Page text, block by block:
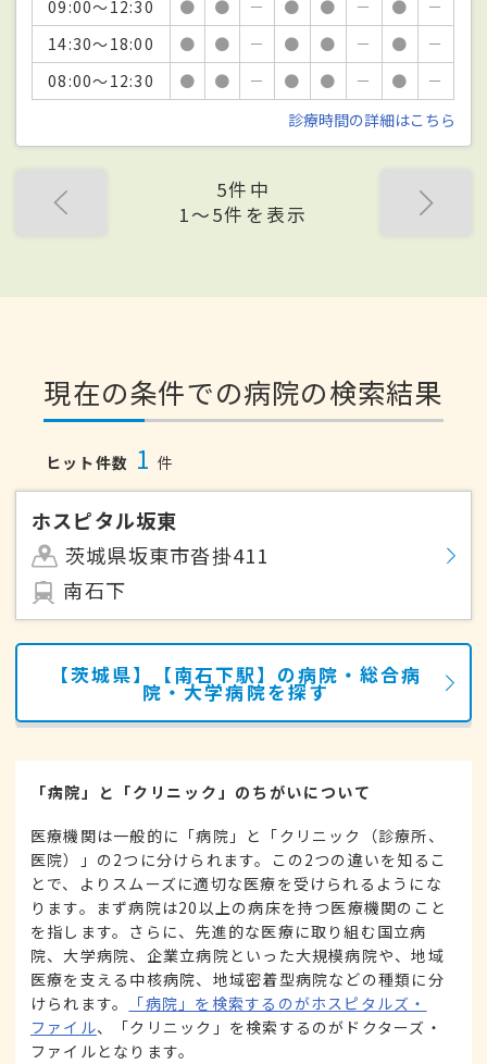
09:00～12:30 ● ● － ● ● － ●
－
14:30～18:00
● ● － ● ● － ●
－
08:00～12:30
● ● － ● ● － ●
－
診療時間の詳細はこちら
5件中
1〜5件を表示
現在の条件での病院の検索結果
ヒット件数 1 件
ホスピタル坂東
茨城県坂東市沓掛411
南石下
【茨城県】【南石下駅】の病院・総合病
院・大学病院を探す
「病院」と「クリニック」のちがいについて
医療機関は一般的に「病院」と「クリニック（診療所、
医院）」の2つに分けられます。この2つの違いを知るこ
とで、よりスムーズに適切な医療を受けられるようにな
ります。まず病院は20以上の病床を持つ医療機関のこと
を指します。さらに、先進的な医療に取り組む国立病
院、大学病院、企業立病院といった大規模病院や、地域
医療を支える中核病院、地域密着型病院などの種類に分
けられます。
「病院」を検索するのがホスピタルズ・
ファイル、「クリニック」を検索するのがドクターズ・
ファイルとなります。